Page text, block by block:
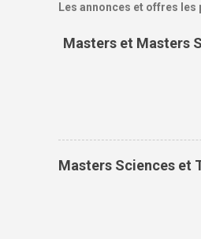
Les annonces et offres les
Masters et Masters
Masters Sciences et